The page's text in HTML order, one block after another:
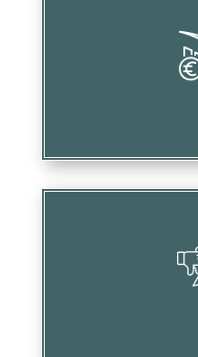
Causer des pertes
Porter atteinte à